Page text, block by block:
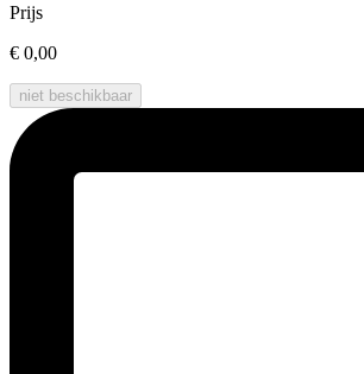
Prijs
€ 0,00
niet beschikbaar